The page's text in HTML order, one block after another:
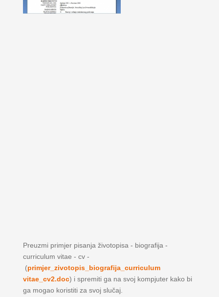
Preuzmi primjer pisanja životopisa - biografija -
curriculum vitae - cv -
(primjer_zivotopis_biografija_curriculum
vitae_cv2.doc) i spremiti ga na svoj kompjuter kako bi
ga mogao koristiti za svoj slučaj.